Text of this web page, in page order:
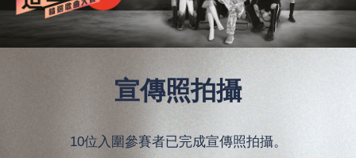
宣傳照拍攝
10位入圍參賽者已完成宣傳照拍攝。